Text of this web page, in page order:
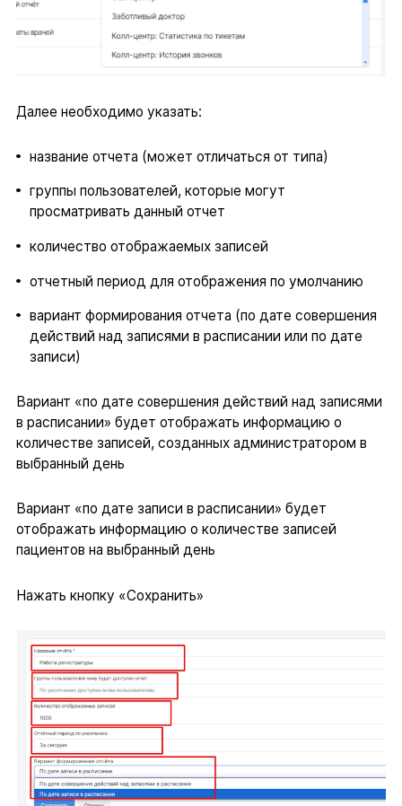
Далее необходимо указать:
название отчета (может отличаться от типа)
группы пользователей, которые могут
просматривать данный отчет
количество отображаемых записей
отчетный период для отображения по умолчанию
вариант формирования отчета (по дате совершения
действий над записями в расписании или по дате
записи)
Вариант «по дате совершения действий над записями
в расписании» будет отображать информацию о
количестве записей, созданных администратором в
выбранный день
Вариант «по дате записи в расписании» будет
отображать информацию о количестве записей
пациентов на выбранный день
Нажать кнопку «Сохранить»